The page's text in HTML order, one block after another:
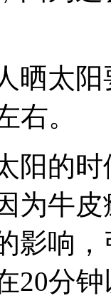
晒太
右。
阳的
为牛
影响
20分